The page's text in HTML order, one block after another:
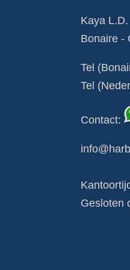
Kaya
Bonaire -
Tel
Tel
Contact:
Gesloten